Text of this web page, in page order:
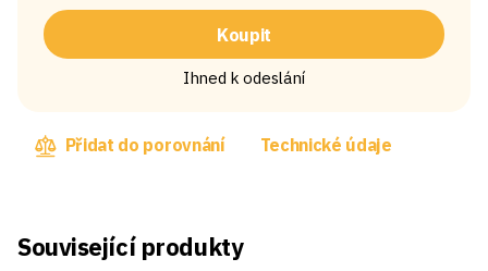
Koupit
Ihned k odeslání
Přidat do porovnání Technické údaje
Související produkty